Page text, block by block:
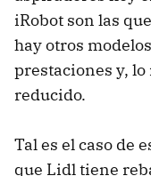
iRobot son las
hay otros
prestaciones y,
reducido.
Tal es el caso de
que Lidl tiene